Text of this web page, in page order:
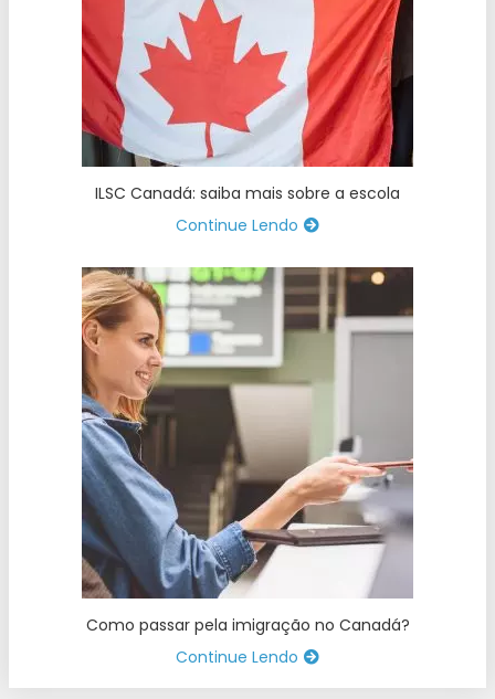
ILSC Canadá: saiba mais sobre a escola
Continue Lendo
Como passar pela imigração no Canadá?
Continue Lendo